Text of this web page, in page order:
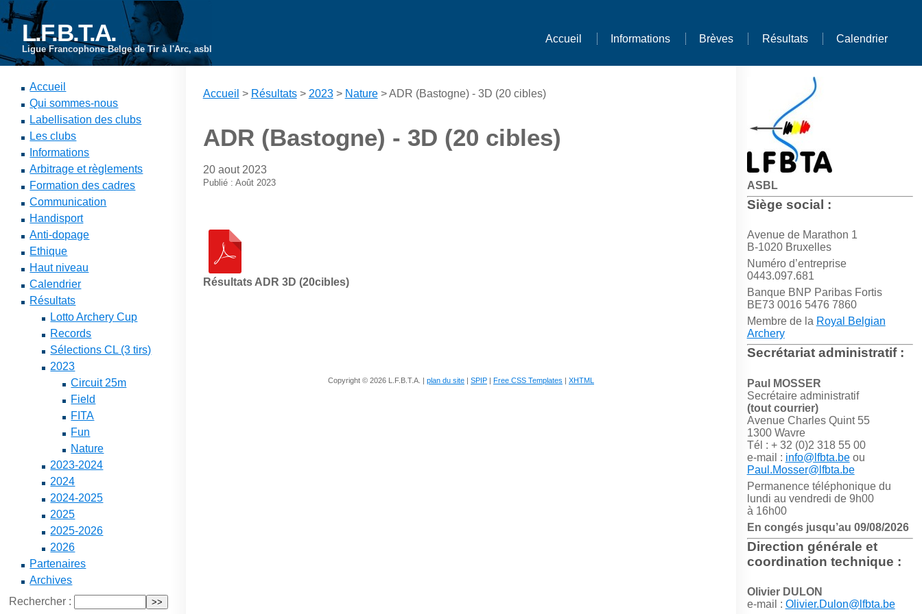
L.F.B.T.A.
Ligue Francophone Belge de Tir à l'Arc, asbl
Accueil Informations Brèves Résultats Calendrier
ASBL
Siège social :
Avenue de Marathon 1
B-1020 Bruxelles
Numéro d’entreprise
0443.097.681
Banque BNP Paribas Fortis
BE73 0016 5476 7860
Membre de la Royal Belgian
Archery
Secrétariat administratif :
Paul MOSSER
Secrétaire administratif
(tout courrier)
Avenue Charles Quint 55
1300 Wavre
Tél : + 32 (0)2 318 55 00
e-mail : info@lfbta.beou
Paul.Mosser@lfbta.be
Permanence téléphonique du
lundi au vendredi de 9h00
à 16h00
En congés jusqu’au 09/08/2026
Direction générale et
coordination technique :
Olivier DULON
e-mail : Olivier.Dulon@lfbta.be
Accueil
Qui sommes-nous
Labellisation des clubs
Les clubs
Informations
Arbitrage et règlements
Formation des cadres
Communication
Handisport
Anti-dopage
Ethique
Haut niveau
Calendrier
Résultats
Lotto Archery Cup
Records
Sélections CL (3 tirs)
2023
Circuit 25m
Field
FITA
Fun
Nature
2023-2024
2024
2024-2025
2025
2025-2026
2026
Partenaires
Archives
Rechercher :
Accueil > Résultats> 2023> Nature> ADR (Bastogne) - 3D (20 cibles)
ADR (Bastogne) - 3D (20 cibles)
20 aout 2023
Publié : Août 2023
Résultats ADR 3D (20cibles)
Copyright © 2026 L.F.B.T.A. | plan du site | SPIP | Free CSS Templates | XHTML